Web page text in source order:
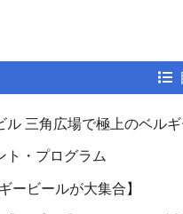
ル 三角広場で極上のベル
ト・プログラム
ービールが大集合】